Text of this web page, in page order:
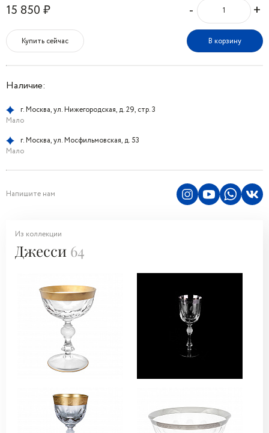
15 850 ₽ - +
Купить сейчас В корзину
Наличие:
г. Москва, ул. Нижегородская, д. 29, стр. 3
Мало
г. Москва, ул. Мосфильмовская, д. 53
Мало
Напишите нам
Из коллекции
Джесси 64